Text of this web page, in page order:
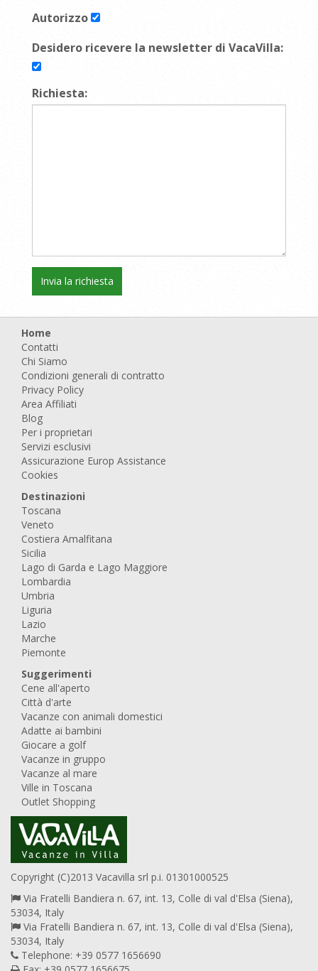
Autorizzo
Desidero ricevere la newsletter di VacaVilla:
Richiesta:
Home
Contatti
Chi Siamo
Condizioni generali di contratto
Privacy Policy
Area Affiliati
Blog
Per i proprietari
Servizi esclusivi
Assicurazione Europ Assistance
Cookies
Destinazioni
Toscana
Veneto
Costiera Amalfitana
Sicilia
Lago di Garda e Lago Maggiore
Lombardia
Umbria
Liguria
Lazio
Marche
Piemonte
Suggerimenti
Cene all'aperto
Città d'arte
Vacanze con animali domestici
Adatte ai bambini
Giocare a golf
Vacanze in gruppo
Vacanze al mare
Ville in Toscana
Outlet Shopping
Copyright (C)2013 Vacavilla srl p.i. 01301000525
Via Fratelli Bandiera n. 67, int. 13, Colle di val d'Elsa (Siena),
53034, Italy
Via Fratelli Bandiera n. 67, int. 13, Colle di val d'Elsa (Siena),
53034, Italy
Telephone: +39 0577 1656690